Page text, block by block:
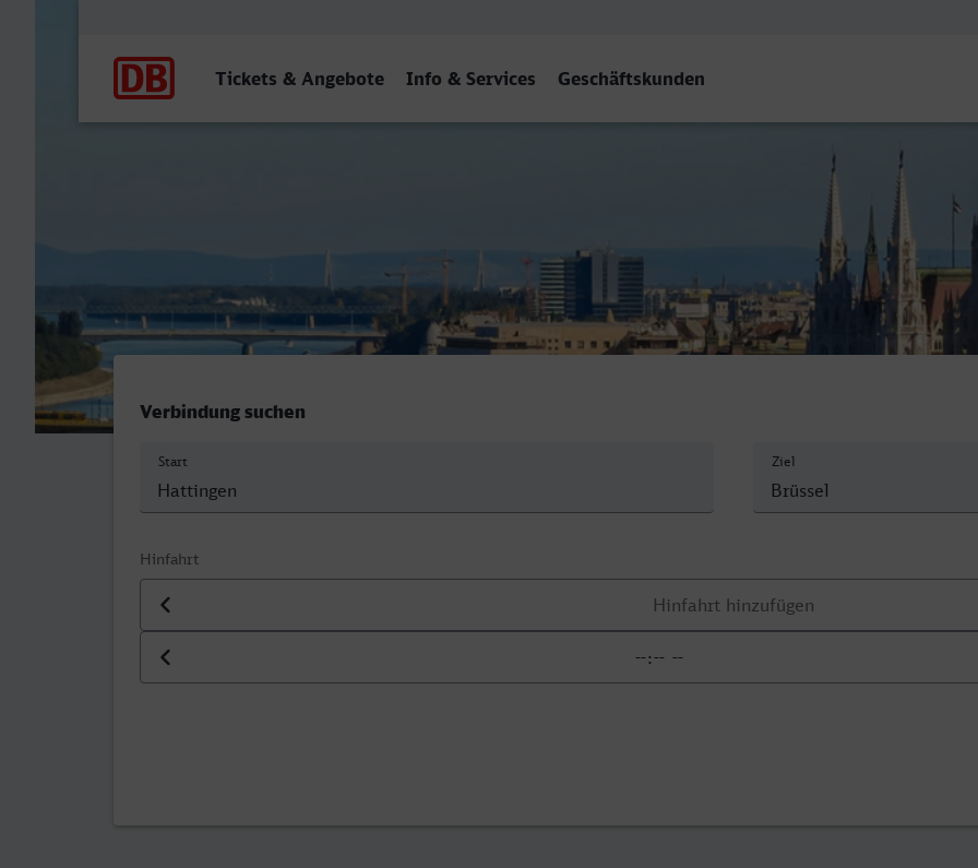
Tickets & Angebote Info & Services Geschäftskunden
Verbindung suchen
Start Ziel
Hinfahrt
Datum der Hinfahrt
Uhrzeit der Hinfahrt